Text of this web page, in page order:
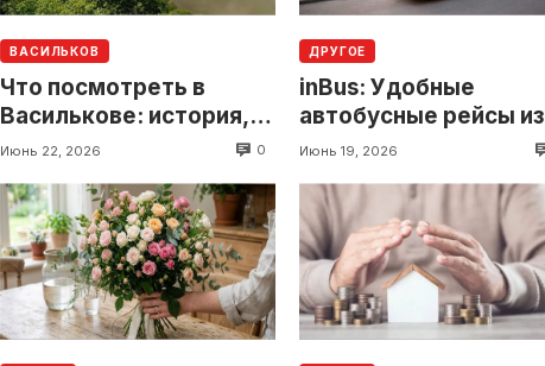
ВАСИЛЬКОВ
Что посмотреть в
Василькове: история,
достопримечательности
рядом
Июнь 22, 2026 0
ДРУГОЕ
inBus: Удобные
автобусные рейсы из
Украины в Европу
Июнь 19, 2026